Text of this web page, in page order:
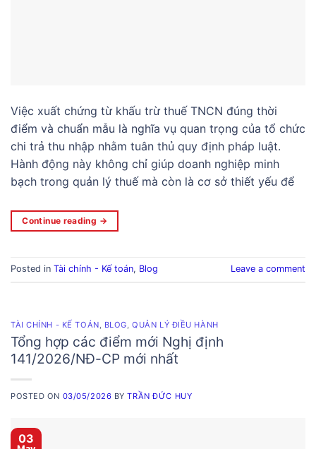
Việc xuất chứng từ khấu trừ thuế TNCN đúng thời
điểm và chuẩn mẫu là nghĩa vụ quan trọng của tổ chức
chi trả thu nhập nhằm tuân thủ quy định pháp luật.
Hành động này không chỉ giúp doanh nghiệp minh
bạch trong quản lý thuế mà còn là cơ sở thiết yếu để
Continue reading →
Posted in Tài chính - Kế toán, Blog Leave a comment
TÀI CHÍNH - KẾ TOÁN, BLOG,QUẢN LÝ ĐIỀU HÀNH
Tổng hợp các điểm mới Nghị định
141/2026/NĐ-CP mới nhất
POSTED ON 03/05/2026 BYTRẦN ĐỨC HUY
03